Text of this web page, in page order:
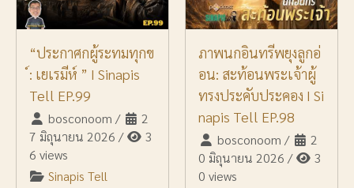
“ประกาศกผู้ระทมทุกข
์: เยเรมีห์ ” I Sinapis
Tell EP.99
bosconoom /
2
7 มิถุนายน 2026 /
3
6 views
Sinapis Tell
ภาพนกอินทรีพยุงลูกอ่
อน: สะท้อนพระเจ้าผู้
ทรงประคับประคอง I Si
napis Tell EP.98
bosconoom /
2
0 มิถุนายน 2026 /
3
0 views